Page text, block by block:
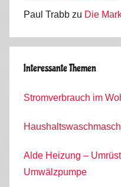
Paul Trabb zu Die
Interessante Themen
Stromverbrauch im
Alde Heizung –
Umwälzpumpe